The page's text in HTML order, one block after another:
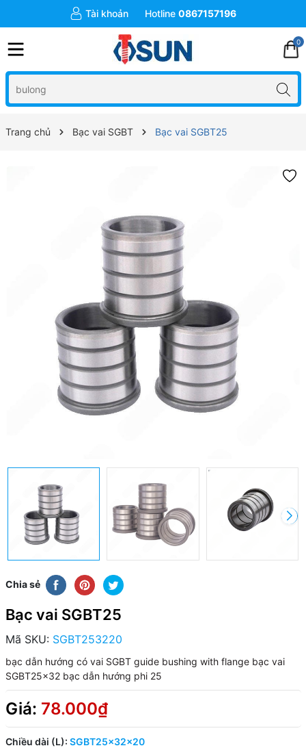
Tài khoản Hotline 0867157196
0
Trang chủ Bạc vai SGBT Bạc vai SGBT25
Chia sẻ
Bạc vai SGBT25
Mã SKU: SGBT253220
bạc dẫn hướng có vai SGBT guide bushing with flange bạc vai
SGBT25x32 bạc dẫn hướng phi 25
Giá: 78.000₫
Chiều dài (L): SGBT25x32x20